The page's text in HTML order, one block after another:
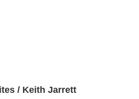
/ Keith Jarrett